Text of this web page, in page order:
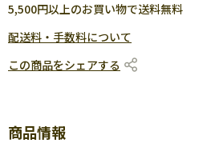
5,500円以上のお買い物で送料無料
配送料・手数料について
この商品をシェアする
商品情報